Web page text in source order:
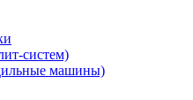
систем)
машины)